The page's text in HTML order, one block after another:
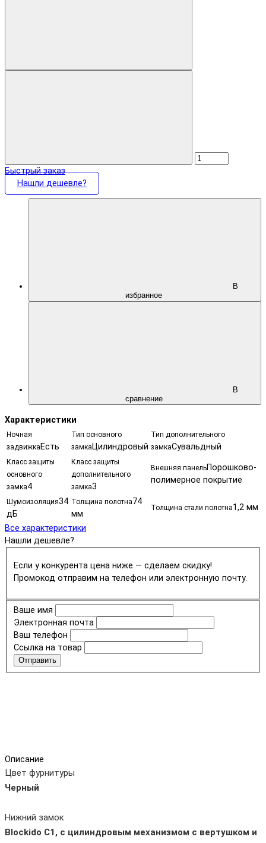
Быстрый заказ
Нашли дешевле?
В
избранное
В
сравнение
Характеристики
Ночная
задвижка Есть
Тип основного
замка Цилиндровый
Тип дополнительного
замкаСувальдный
Класс защиты
основного
замка4
Класс защиты
дополнительного
замка3
Внешняя панельПорошково-
полимерное покрытие
Шумоизоляция34
дБ
Толщина полотна74
мм
Толщина стали полотна1,2 мм
Все характеристики
Нашли дешевле?
Если у конкурента цена ниже — сделаем скидку!
Промокод отправим на телефон или электронную почту.
Ваше имя
Электронная почта
Ваш телефон
Ссылка на товар
Отправить
Описание
Цвет фурнитуры
Черный
Нижний замок
Blockido C1, с цилиндровым механизмом с вертушком и